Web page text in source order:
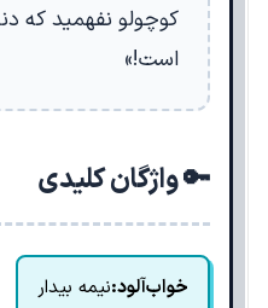
کوچولو نفهمید که
است!»
🔑 واژگان کلیدی
خواب‌آلود:نیمه بیدار